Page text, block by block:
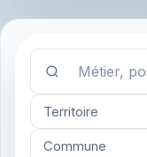
Territoire
Commune